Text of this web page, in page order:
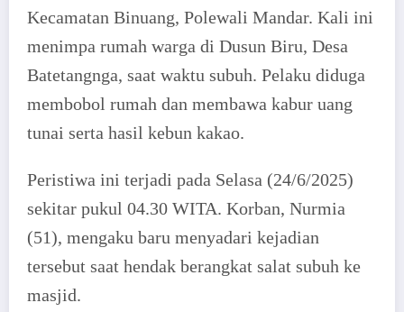
Kecamatan Binuang, Polewali Mandar. Kali ini
menimpa rumah warga di Dusun Biru, Desa
Batetangnga, saat waktu subuh. Pelaku diduga
membobol rumah dan membawa kabur uang
tunai serta hasil kebun kakao.
Peristiwa ini terjadi pada Selasa (24/6/2025)
sekitar pukul 04.30 WITA. Korban, Nurmia
(51), mengaku baru menyadari kejadian
tersebut saat hendak berangkat salat subuh ke
masjid.